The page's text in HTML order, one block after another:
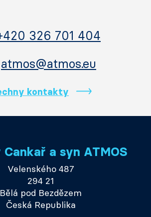
326 701 404
atmos@atmos.eu
kontakty
a syn ATMOS
Velenského 487
294 21
Bělá pod Bezdězem
Česká Republika